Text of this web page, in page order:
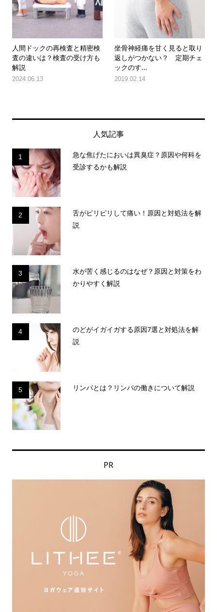
人間ドックの再検査と精密検
査の違いは？検査の受け方も
解説
2024.06.13
坐骨神経痛を甘く見ると取り
返しがつかない？ 定期チェ
ックのす...
2019.02.14
人気記事
1
急な焦げたにおいは異臭症？原因や何科を
受診するかも解説
2
舌がピリピリして痛い！原因と対処法を解
説
3
水が苦く感じるのはなぜ？原因と対策をわ
かりやすく解説
4
のどがイガイガする原因7選と対処法を解
説
5 リンパとは？リンパの働きについて解説
PR